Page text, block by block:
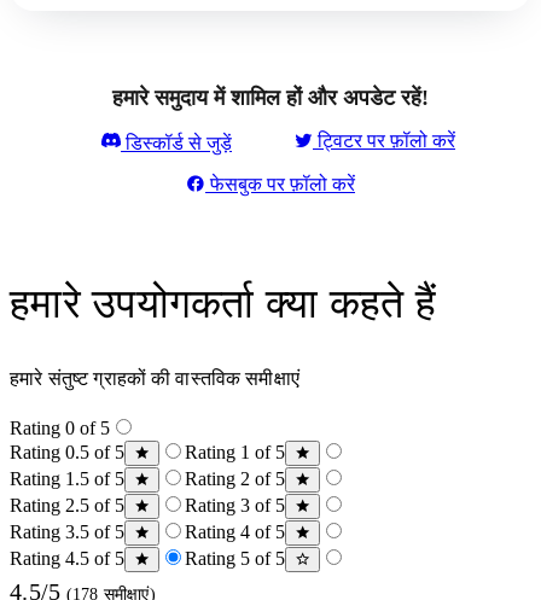
हमारे समुदाय में शामिल हों और अपडेट रहें!
डिस्कॉर्ड से जुड़ें ट्विटर पर फ़ॉलो करें
फेसबुक पर फ़ॉलो करें
हमारे उपयोगकर्ता क्या कहते हैं
हमारे संतुष्ट ग्राहकों की वास्तविक समीक्षाएं
Rating 0 of 5
Rating 0.5 of 5
Rating 1 of 5
Rating 1.5 of 5
Rating 2 of 5
Rating 2.5 of 5
Rating 3 of 5
Rating 3.5 of 5
Rating 4 of 5
Rating 4.5 of 5
Rating 5 of 5
4.5/5 (178 समीक्षाएं)